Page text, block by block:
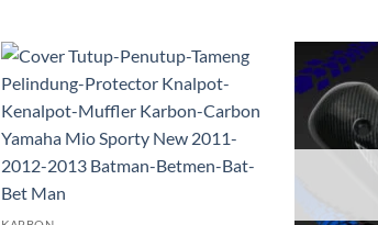
Rp89.900
ke Wishlist